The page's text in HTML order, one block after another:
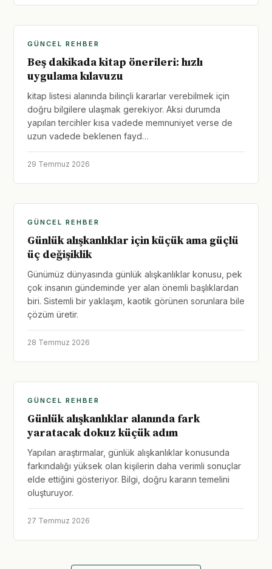
GÜNCEL REHBER
Beş dakikada kitap önerileri: hızlı
uygulama kılavuzu
kitap listesi alanında bilinçli kararlar verebilmek için
doğru bilgilere ulaşmak gerekiyor. Aksi durumda
yapılan tercihler kısa vadede memnuniyet verse de
uzun vadede beklenen fayd…
29 Temmuz 2026
GÜNCEL REHBER
Günlük alışkanlıklar için küçük ama güçlü
üç değişiklik
Günümüz dünyasında günlük alışkanlıklar konusu, pek
çok insanın gündeminde yer alan önemli başlıklardan
biri. Sistemli bir yaklaşım, kaotik görünen sorunlara bile
çözüm üretir.
28 Temmuz 2026
GÜNCEL REHBER
Günlük alışkanlıklar alanında fark
yaratacak dokuz küçük adım
Yapılan araştırmalar, günlük alışkanlıklar konusunda
farkındalığı yüksek olan kişilerin daha verimli sonuçlar
elde ettiğini gösteriyor. Bilgi, doğru kararın temelini
oluşturuyor.
27 Temmuz 2026